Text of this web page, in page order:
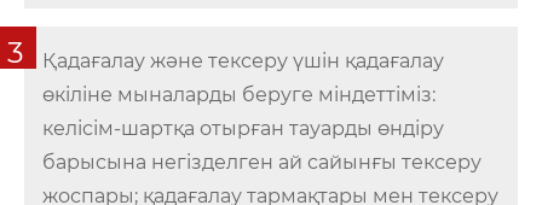
3
Қадағалау және тексеру үшін қадағалау
өкіліне мыналарды беруге міндеттіміз:
келісім-шартқа отырған тауарды өндіру
барысына негізделген ай сайынғы тексеру
жоспары; қадағалау тармақтары мен тексеру